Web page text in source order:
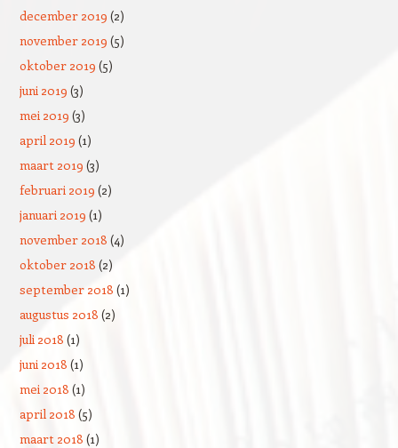
december 2019 (2)
november 2019 (5)
oktober 2019 (5)
juni 2019 (3)
mei 2019 (3)
april 2019 (1)
maart 2019 (3)
februari 2019 (2)
januari 2019 (1)
november 2018 (4)
oktober 2018 (2)
september 2018 (1)
augustus 2018 (2)
juli 2018 (1)
juni 2018 (1)
mei 2018 (1)
april 2018 (5)
maart 2018 (1)